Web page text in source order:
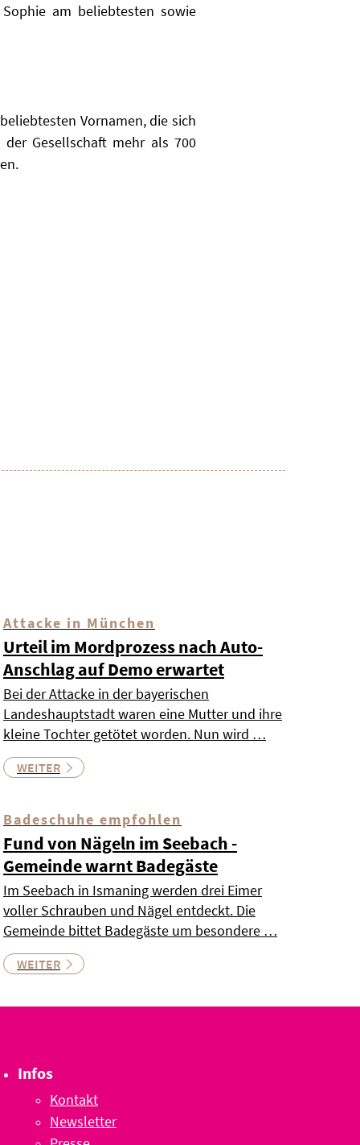
am beliebtesten sowie
Vornamen, die sich
Gesellschaft mehr als 700
Attacke in München
Urteil im Mordprozess nach Auto-
Anschlag auf Demo erwartet
Bei der Attacke in der bayerischen
Landeshauptstadt waren eine Mutter und ihre
kleine Tochter getötet worden. Nun wird …
WEITER
Badeschuhe empfohlen
Fund von Nägeln im Seebach -
Gemeinde warnt Badegäste
Im Seebach in Ismaning werden drei Eimer
voller Schrauben und Nägel entdeckt. Die
Gemeinde bittet Badegäste um besondere …
WEITER
Infos
Kontakt
Newsletter